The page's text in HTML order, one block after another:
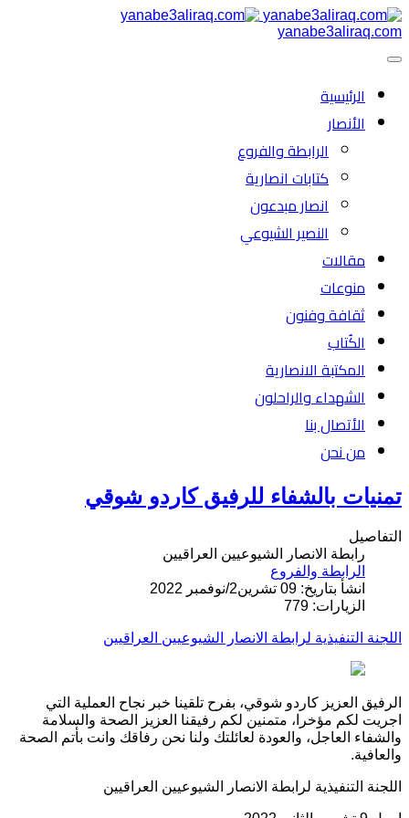
yanabe3aliraq.com
الرئیسية
الأنصار
الرابطة والفروع
كتابات انصارية
انصار مبدعون
النصیر الشیوعي
مقالات
منوعات
ثقافة وفنون
الكُتاب
المكتبة الانصارية
الشهداء والراحلون
الأتصال بنا
من نحن
تمنيات بالشفاء للرفيق كاردو شوقي
التفاصيل
رابطة الانصار الشيوعيين العراقيين
الرابطة والفروع
انشأ بتاريخ: 09 تشرين2/نوفمبر 2022
الزيارات: 779
اللجنة التنفيذية لرابطة الانصار الشيوعيين العراقيين
الرفيق العزيز كاردو شوقي، بفرح تلقينا خبر نجاح العملية التي
اجريت لكم مؤخرا، متمنين لكم رفيقنا العزيز الصحة والسلامة
والشفاء العاجل، والعودة لعائلتك ولنا نحن رفاقك وانت بأتم الصحة
والعافية.
اللجنة التنفيذية لرابطة الانصار الشيوعيين العراقيين